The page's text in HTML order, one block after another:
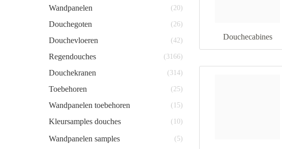
Wandpanelen (20)
Douchegoten (26)
Douchevloeren (42)
Regendouches (3166)
Douchekranen (314)
Toebehoren (25)
Wandpanelen toebehoren (15)
Kleursamples douches (10)
Wandpanelen samples (5)
Douchecabines